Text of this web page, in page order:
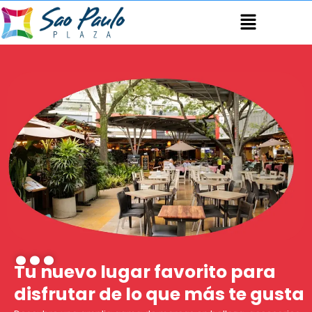
Ir
al
contenido
Menú
...
Tu nuevo lugar favorito para
disfrutar de lo que más te gusta